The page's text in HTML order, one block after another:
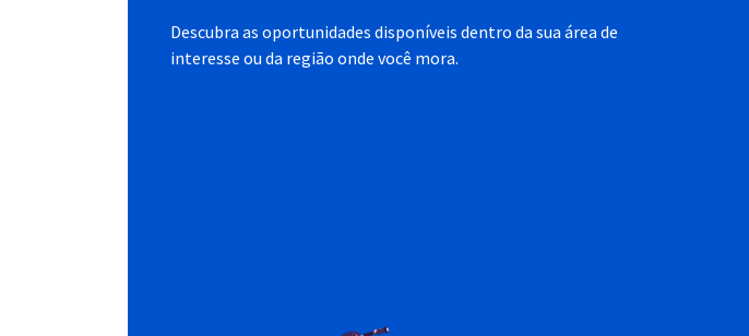
Descubra as oportunidades disponíveis dentro da sua área de
interesse ou da região onde você mora.